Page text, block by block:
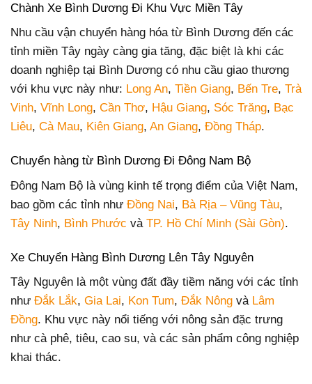
Chành Xe Bình Dương Đi Khu Vực Miền Tây
Nhu cầu vận chuyển hàng hóa từ Bình Dương đến các
tỉnh miền Tây ngày càng gia tăng, đặc biệt là khi các
doanh nghiệp tại Bình Dương có nhu cầu giao thương
với khu vực này như: Long An, Tiền Giang, Bến Tre, Trà
Vinh, Vĩnh Long, Cần Thơ, Hậu Giang, Sóc Trăng, Bạc
Liêu, Cà Mau, Kiên Giang, An Giang, Đồng Tháp.
Chuyển hàng từ Bình Dương Đi Đông Nam Bộ
Đông Nam Bộ là vùng kinh tế trọng điểm của Việt Nam,
bao gồm các tỉnh như Đồng Nai, Bà Rịa – Vũng Tàu,
Tây Ninh, Bình Phước và TP. Hồ Chí Minh (Sài Gòn).
Xe Chuyển Hàng Bình Dương Lên Tây Nguyên
Tây Nguyên là một vùng đất đầy tiềm năng với các tỉnh
như Đắk Lắk, Gia Lai, Kon Tum, Đắk Nông và Lâm
Đồng. Khu vực này nổi tiếng với nông sản đặc trưng
như cà phê, tiêu, cao su, và các sản phẩm công nghiệp
khai thác.